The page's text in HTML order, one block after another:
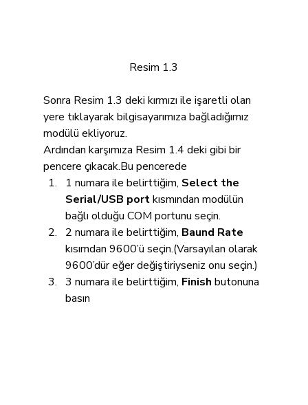
Resim 1.3
Sonra Resim 1.3 deki kırmızı ile işaretli olan
yere tıklayarak bilgisayarımıza bağladığımız
modülü ekliyoruz.
Ardından karşımıza Resim 1.4 deki gibi bir
pencere çıkacak.Bu pencerede
1 numara ile belirttiğim, Select the
Serial/USB port kısmından modülün
bağlı olduğu COM portunu seçin.
2 numara ile belirttiğim, Baund Rate
kısımdan 9600’ü seçin.(Varsayılan olarak
9600’dür eğer değiştiriyseniz onu seçin.)
3 numara ile belirttiğim, Finish butonuna
basın